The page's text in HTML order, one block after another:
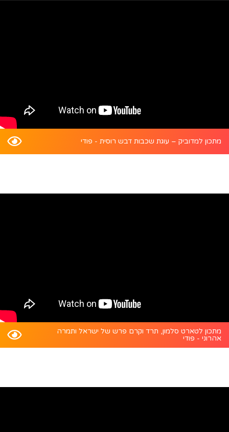
מתכון למדוביק – עוגת שכבות דבש רוסית - פודי
מתכון לטארט סלמון, תרד וקרם פרש של ישראל ותמרה
אהרוני - פודי